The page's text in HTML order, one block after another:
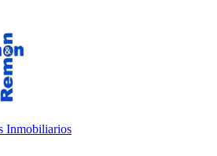
Inmobiliarios